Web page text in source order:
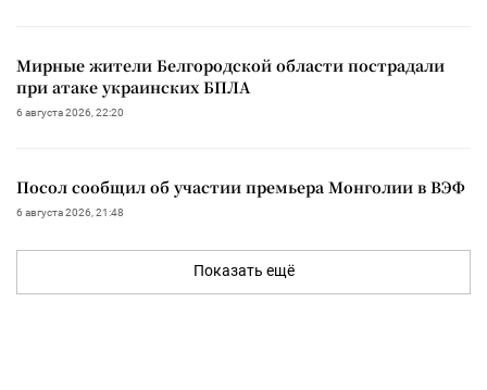
Мирные жители Белгородской области пострадали
при атаке украинских БПЛА
6 августа 2026, 22:20
Посол сообщил об участии премьера Монголии в ВЭФ
6 августа 2026, 21:48
Показать ещё